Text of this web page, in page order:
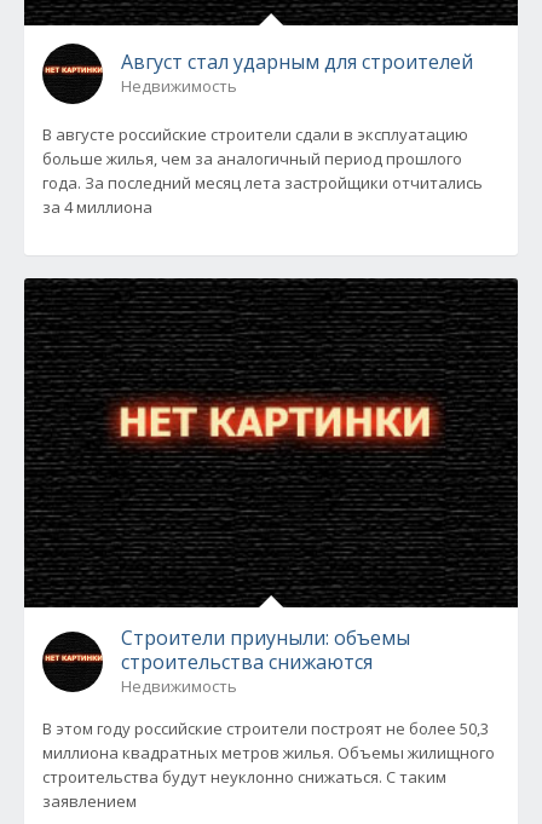
Август стал ударным для строителей
Недвижимость
В августе российские строители сдали в эксплуатацию
больше жилья, чем за аналогичный период прошлого
года. За последний месяц лета застройщики отчитались
за 4 миллиона
Строители приуныли: объемы
строительства снижаются
Недвижимость
В этом году российские строители построят не более 50,3
миллиона квадратных метров жилья. Объемы жилищного
строительства будут неуклонно снижаться. С таким
заявлением